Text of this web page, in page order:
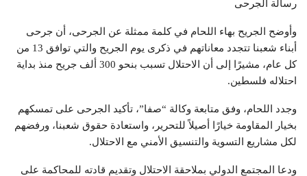
رسالة الجرحى
وأوضح الجريح بهاء اللحام في كلمة ممثلة عن الجرحى، أن جرحى
أبناء شعبنا تتجدد معاناتهم في ذكرى يوم الجريح والتي توافق 13 من
كل عام، مشيرًا إلى أن الاحتلال تسبب بنحو 300 ألف جريح منذ بداية
احتلاله فلسطين.
وجدد اللحام، وفق متابعة وكالة “صفا”، تأكيد الجرحى على تمسكهم
بخيار المقاومة خيارًا أصيلاً للتحرير، واستعادة حقوق شعبنا، ورفضهم
لكل مشاريع التسوية والتنسيق الأمني مع الاحتلال.
ودعا المجتمع الدولي بملاحقة الاحتلال وتقديم قادته للمحاكمة على